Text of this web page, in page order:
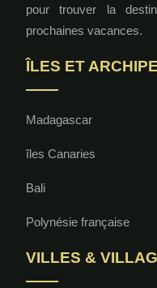
pour trouver la
prochaines vacances.
ÎLES ET
Madagascar
îles Canaries
Bali
Polynésie française
VILLES &